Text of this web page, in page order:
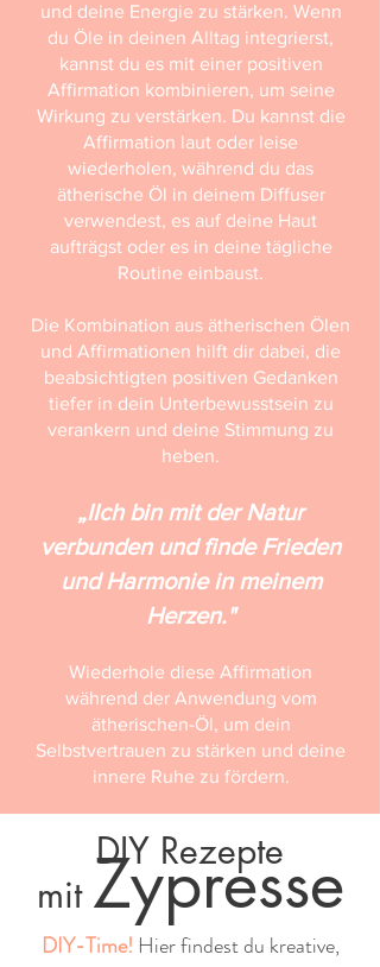
und deine Energie zu stärken. Wenn
du Öle in deinen Alltag integrierst,
kannst du es mit einer positiven
Affirmation kombinieren, um seine
Wirkung zu verstärken. Du kannst die
Affirmation laut oder leise
wiederholen, während du das
ätherische Öl in deinem Diffuser
verwendest, es auf deine Haut
aufträgst oder es in deine tägliche
Routine einbaust.
Die Kombination aus ätherischen Ölen
und Affirmationen hilft dir dabei, die
beabsichtigten positiven Gedanken
tiefer in dein Unterbewusstsein zu
verankern und deine Stimmung zu
heben.
„IIch bin mit der Natur
verbunden und finde Frieden
und Harmonie in meinem
Herzen."
Wiederhole diese Affirmation
während der Anwendung vom
ätherischen-Öl, um dein
Selbstvertrauen zu stärken und deine
innere Ruhe zu fördern.
DIY Rezepte
mit Zypresse
DIY-Time! Hier findest du kreative,